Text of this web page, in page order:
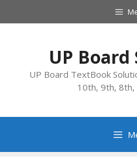
to
UP
UP Board TextBook
10th, 9th,